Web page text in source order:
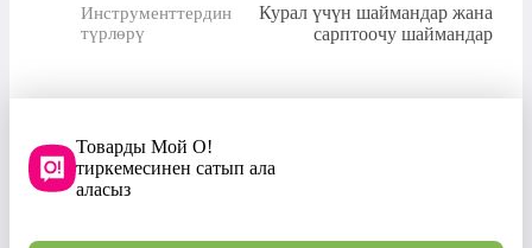
Инструменттердин
түрлөрү
Курал үчүн шаймандар жана
сарптоочу шаймандар
Товарды Мой О!
тиркемесинен сатып ала
аласыз